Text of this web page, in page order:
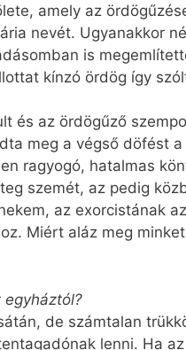
amely az
nevét. Ugyanakkor
is
kínzó ördög így
és az ördögűző
meg a végső döfést
ragyogó, hatalmas
szemét, az pedig
az exorcistának
Miért aláz meg
egyháztól?
de számtalan
lenni. Ha